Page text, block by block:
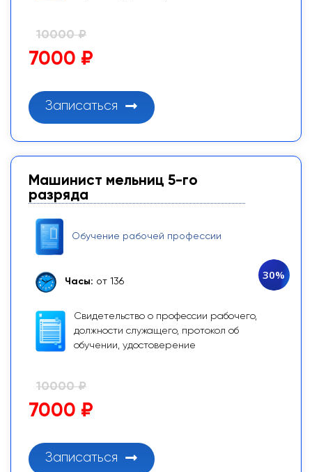
10000 ₽
7000 ₽
Записаться
Машинист мельниц 5-го
разряда
Обучение рабочей профессии
Часы: от 136
Свидетельство о профессии рабочего,
должности служащего, протокол об
обучении, удостоверение
30%
10000 ₽
7000 ₽
Записаться